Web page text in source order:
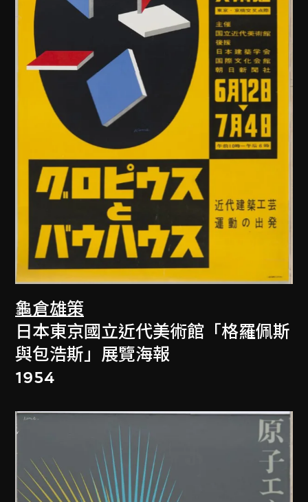
龜倉雄策
日本東京國立近代美術館「格羅佩斯
與包浩斯」展覽海報
1954